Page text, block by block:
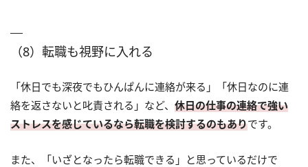
（8）転職も視野に入れる
「休日でも深夜でもひんぱんに連絡が来る」「休日なのに連
絡を返さないと叱責される」など、 休日の仕事の連絡で強い
ストレスを感じているなら転職を検討するのもありです。
また、「いざとなったら転職できる」と思っているだけで